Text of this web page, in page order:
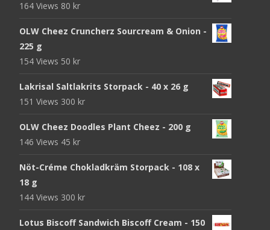
164 Views 80 kr
OLW Cheez Cruncherz Sourcream & Onion -
225 g
154 Views 50 kr
Lakrisal Saltlakrits Storpack - 40 x 26 g
151 Views 300 kr
OLW Cheez Doodles Plant Cheez - 200 g
146 Views 45 kr
Nöt-Créme Chokladkräm Storpack - 108 x
18 g
144 Views 300 kr
Lotus Biscoff Sandwich Biscoff Cream - 150